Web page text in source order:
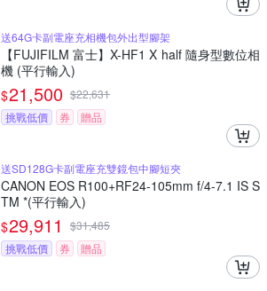
送64G卡副電座充相機包外出型腳架
【FUJIFILM 富士】X-HF1 X half 隨身型數位相
機 (平行輸入)
$21,500 $22,631
挑戰低價
券 贈品
送SD128G卡副電座充雙鏡包中腳短夾
CANON EOS R100+RF24-105mm f/4-7.1 IS S
TM *(平行輸入)
$29,911 $31,485
挑戰低價
券 贈品